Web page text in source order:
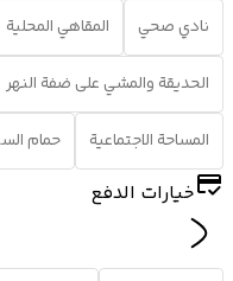
نادي صحي المقاهي المحلية
الحديقة والمشي على ضفة النهر
المساحة الاجتماعية حمام
خيارات الدفع